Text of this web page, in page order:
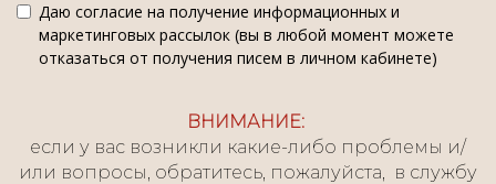
Даю согласие на получение информационных и
маркетинговых рассылок (вы в любой момент можете
отказаться от получения писем в личном кабинете)
ВНИМАНИЕ:
если у вас возникли какие-либо проблемы и/
или вопросы, обратитесь, пожалуйста, в службу